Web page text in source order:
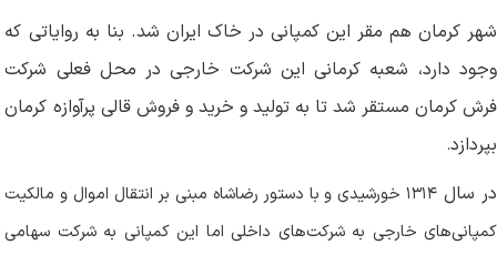
شهر کرمان هم مقر این کمپانی در خاک ایران شد. بنا به روایاتی که
وجود دارد، شعبه کرمانی این شرکت خارجی در محل فعلی شرکت
فرش کرمان مستقر شد تا به تولید و خرید و فروش قالی پرآوازه کرمان
بپردازد.
در سال ۱۳۱۴خورشیدی و با دستور رضاشاه مبنی بر انتقال اموال و مالکیت
کمپانی‌های خارجی به شرکت‌های داخلی اما این کمپانی به شرکت سهامی